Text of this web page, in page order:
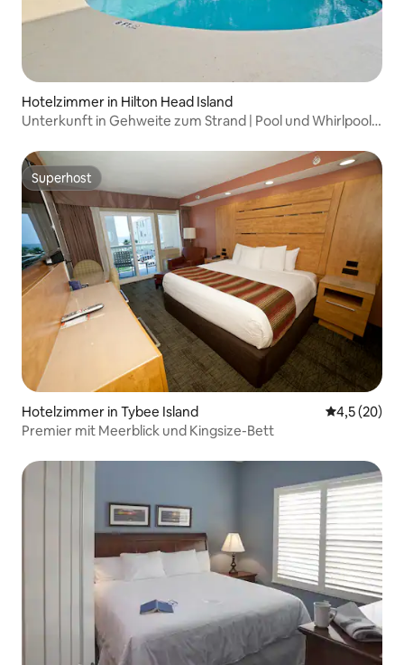
Hotelzimmer in Hilton Head Island
Unterkunft in Gehweite zum Strand | Pool und Whirlpool +
Superhost
Superhost
Hotelzimmer in Tybee Island
4,5 (20)
Premier mit Meerblick und Kingsize-Bett